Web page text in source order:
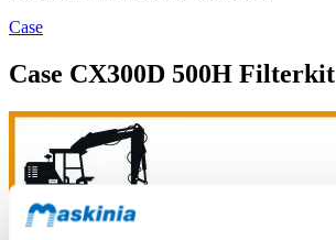
Case
Case CX300D 500H Filterkit